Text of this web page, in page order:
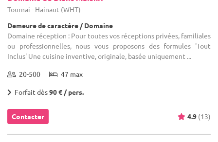
Tournai - Hainaut (WHT)
Demeure de caractère / Domaine
Domaine réception : Pour toutes vos réceptions privées, familiales
ou professionnelles, nous vous proposons des formules 'Tout
Inclus' Une cuisine inventive, originale, basée uniquement ...
20-500 47 max
Forfait dès90 € / pers.
Contacter 4.9 (13)